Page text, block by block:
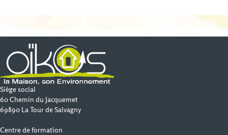
Siège social
60 Chemin du Jacquemet
69890 La Tour de Salvagny
Centre de formation